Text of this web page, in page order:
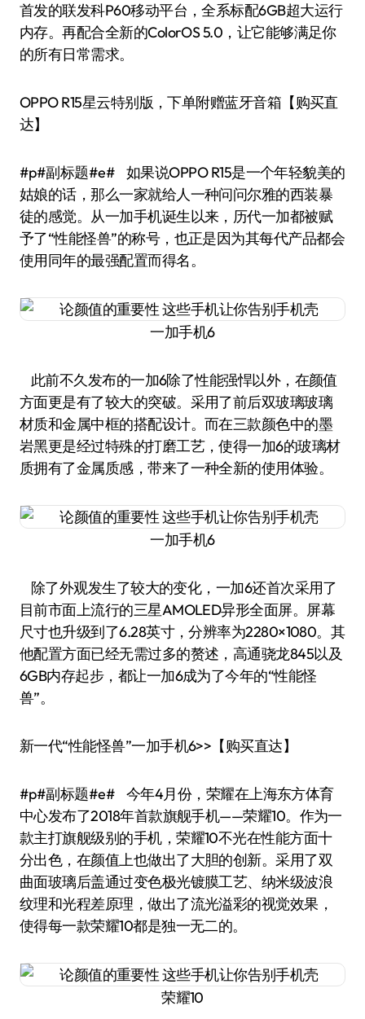
首发的联发科P60移动平台，全系标配6GB超大运行
内存。再配合全新的ColorOS 5.0，让它能够满足你
的所有日常需求。
OPPO R15星云特别版，下单附赠蓝牙音箱【购买直
达】
#p#副标题#e# 如果说OPPO R15是一个年轻貌美的
姑娘的话，那么一家就给人一种问问尔雅的西装暴
徒的感觉。从一加手机诞生以来，历代一加都被赋
予了“性能怪兽”的称号，也正是因为其每代产品都会
使用同年的最强配置而得名。
一加手机6
此前不久发布的一加6除了性能强悍以外，在颜值
方面更是有了较大的突破。采用了前后双玻璃玻璃
材质和金属中框的搭配设计。而在三款颜色中的墨
岩黑更是经过特殊的打磨工艺，使得一加6的玻璃材
质拥有了金属质感，带来了一种全新的使用体验。
一加手机6
除了外观发生了较大的变化，一加6还首次采用了
目前市面上流行的三星AMOLED异形全面屏。屏幕
尺寸也升级到了6.28英寸，分辨率为2280×1080。其
他配置方面已经无需过多的赘述，高通骁龙845以及
6GB内存起步，都让一加6成为了今年的“性能怪
兽”。
新一代“性能怪兽”一加手机6>>【购买直达】
#p#副标题#e# 今年4月份，荣耀在上海东方体育
中心发布了2018年首款旗舰手机——荣耀10。作为一
款主打旗舰级别的手机，荣耀10不光在性能方面十
分出色，在颜值上也做出了大胆的创新。采用了双
曲面玻璃后盖通过变色极光镀膜工艺、纳米级波浪
纹理和光程差原理，做出了流光溢彩的视觉效果，
使得每一款荣耀10都是独一无二的。
荣耀10